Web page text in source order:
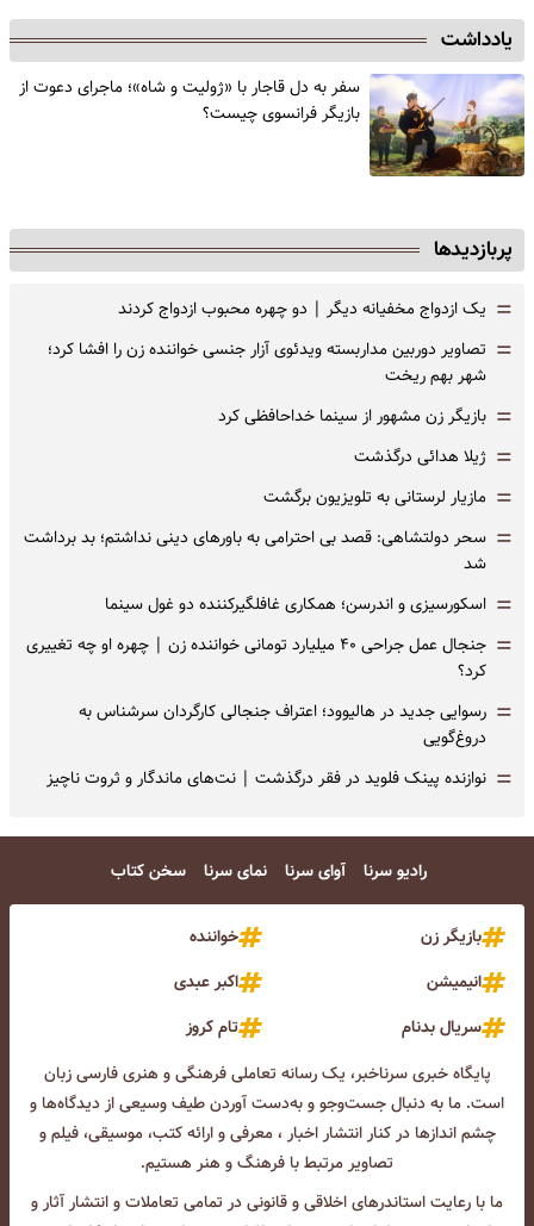
یادداشت
سفر به دل قاجار با «ژولیت و شاه»؛ ماجرای دعوت از
‌بازیگر فرانسوی چیست؟
پربازدیدها
= یک ازدواج مخفیانه دیگر | دو چهره محبوب ازدواج کردند
= تصاویر دوربین مداربسته ویدئوی آزار جنسی خواننده زن را افشا کرد؛
شهر بهم ریخت
= بازیگر زن مشهور از سینما خداحافظی کرد
= ژیلا هدائی درگذشت
= مازیار لرستانی به تلویزیون برگشت
= سحر دولتشاهی: قصد بی احترامی به باورهای دینی نداشتم؛ بد برداشت
شد
= اسکورسیزی و اندرسن؛ همکاری غافلگیرکننده دو غول سینما
=
جنجال عمل جراحی ۴۰ میلیارد تومانی خواننده زن | چهره او چه تغییری
کرد؟
= رسوایی جدید در هالیوود؛ اعتراف جنجالی کارگردان سرشناس به
دروغ‌گویی
= نوازنده پینک فلوید در فقر درگذشت | نت‌های ماندگار و ثروت ناچیز
رادیو سرنا آوای سرنا نمای سرنا سخن کتاب
بازیگر زن
خواننده
انیمیشن
اکبر عبدی
سریال بدنام
تام کروز
پایگاه خبری سرناخبر، یک رسانه تعاملی فرهنگی و هنری فارسی زبان
است. ما به دنبال جست‌و‌جو و به‌دست آوردن طیف وسیعی از دیدگاه‌ها و
چشم انداز‌ها در کنار انتشار اخبار ، معرفی و ارائه کتب، موسیقی، فیلم و
تصاویر مرتبط با فرهنگ و هنر هستیم.
ما با رعایت استاندرهای اخلاقی و قانونی در تمامی تعاملات و انتشار آثار و